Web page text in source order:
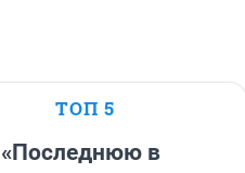
ТОП 5
«Последнюю в